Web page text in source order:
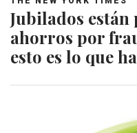
Jubilados están
ahorros por
esto es lo que